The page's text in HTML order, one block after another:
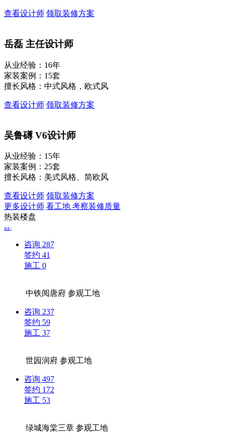
查看设计师 领取装修方案
岳磊 主任设计师
从业经验：16年
家装案例：15套
擅长风格：中式风格，欧式风
查看设计师 领取装修方案
吴鲁礡V6设计师
从业经验：15年
家装案例：25套
擅长风格：美式风格、简欧风
查看设计师 领取装修方案
更多设计师 看工地 考察装修质量
热装楼盘
更多>
咨询 287
签约 41
施工 0
中铁阅唐府参观工地
咨询 237
签约 59
施工 37
世园润府参观工地
咨询 497
签约 172
施工 53
绿城海棠三章参观工地